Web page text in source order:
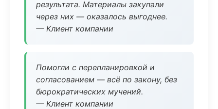
результата. Материалы закупали
через них — оказалось выгоднее.
— Клиент компании
Помогли с перепланировкой и
согласованием — всё по закону, без
бюрократических мучений.
— Клиент компании